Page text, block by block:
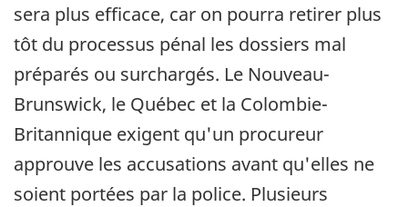
sera plus efficace, car on pourra retirer plus
tôt du processus pénal les dossiers mal
préparés ou surchargés. Le Nouveau-
Brunswick, le Québec et la Colombie-
Britannique exigent qu'un procureur
approuve les accusations avant qu'elles ne
soient portées par la police. Plusieurs